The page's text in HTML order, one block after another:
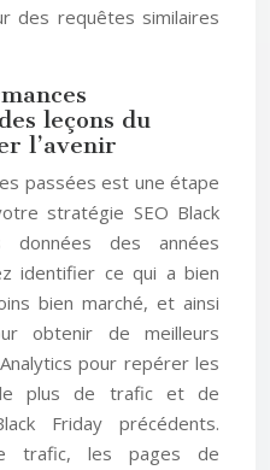
des requêtes similaires
leçons du
l’avenir
passées est une étape
stratégie SEO Black
données des années
identifier ce qui a bien
bien marché, et ainsi
obtenir de meilleurs
pour repérer les
plus de trafic et de
Friday précédents.
trafic, les pages de